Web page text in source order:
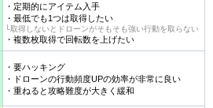
・定期的にアイテム入手
・最低でも1つは取得したい
└取得しないとドローンがそもそも強い行動を取らない
・複数枚取得で回転数を上げたい
・要ハッキング
・ドローンの行動頻度UPの効率が非常に良い
・重ねると攻略難度が大きく緩和